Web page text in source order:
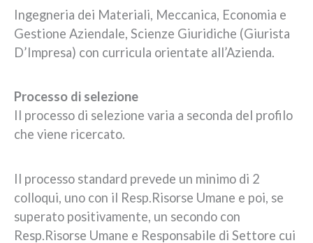
Ingegneria dei Materiali, Meccanica, Economia e
Gestione Aziendale, Scienze Giuridiche (Giurista
D’Impresa) con curricula orientate all’Azienda.
Processo di selezione
Il processo di selezione varia a seconda del profilo
che viene ricercato.
Il processo standard prevede un minimo di 2
colloqui, uno con il Resp.Risorse Umane e poi, se
superato positivamente, un secondo con
Resp.Risorse Umane e Responsabile di Settore cui